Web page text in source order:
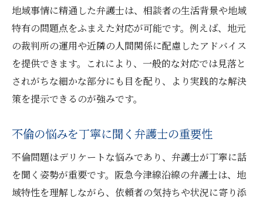
地域事情に精通した弁護士は、相談者の生活背景や地域
特有の問題点をふまえた対応が可能です。例えば、地元
の裁判所の運用や近隣の人間関係に配慮したアドバイス
を提供できます。これにより、一般的な対応では見落と
されがちな細かな部分にも目を配り、より実践的な解決
策を提示できるのが強みです。
不倫の悩みを丁寧に聞く弁護士の重要性
不倫問題はデリケートな悩みであり、弁護士が丁寧に話
を聞く姿勢が重要です。阪急今津線沿線の弁護士は、地
域特性を理解しながら、依頼者の気持ちや状況に寄り添